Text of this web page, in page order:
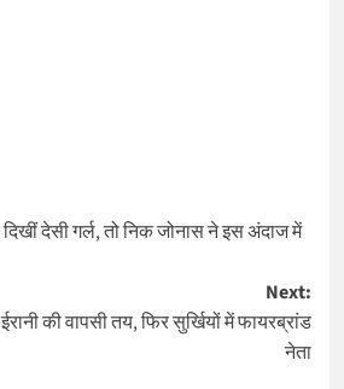
देसी गर्ल, तो निक जोनास ने इस अंदाज में
Next:
की वापसी तय, फिर सुर्खियों में फायरब्रांड
नेता